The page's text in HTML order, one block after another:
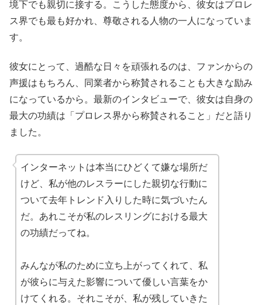
境下でも親切に接する。こうした態度から、彼女はプロレ
ス界でも最も好かれ、尊敬される人物の一人になっていま
す。
彼女にとって、過酷な日々を頑張れるのは、ファンからの
声援はもちろん、同業者から称賛されることも大きな励み
になっているから。最新のインタビューで、彼女は自身の
最大の功績は「プロレス界から称賛されること」だと語り
ました。
インターネットは本当にひどくて嫌な場所だ
けど、私が他のレスラーにした親切な行動に
ついて去年トレンド入りした時に気づいたん
だ。あれこそが私のレスリングにおける最大
の功績だってね。
みんなが私のために立ち上がってくれて、私
が彼らに与えた影響について優しい言葉をか
けてくれる。それこそが、私が残していきた